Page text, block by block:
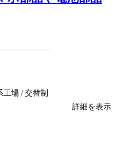
工場 / 交替制
詳細を表示